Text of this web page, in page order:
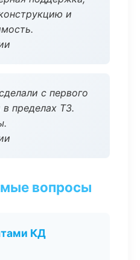
и
с первого
в пределах ТЗ.
вопросы
КД